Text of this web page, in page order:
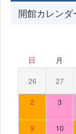
開館カレンダ
日 月
26 27
2 3
9 10